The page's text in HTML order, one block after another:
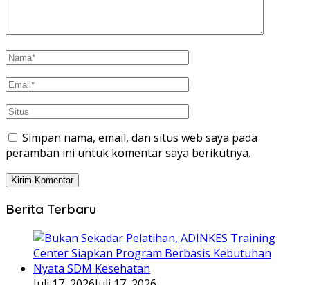
Simpan nama, email, dan situs web saya pada
peramban ini untuk komentar saya berikutnya.
Berita Terbaru